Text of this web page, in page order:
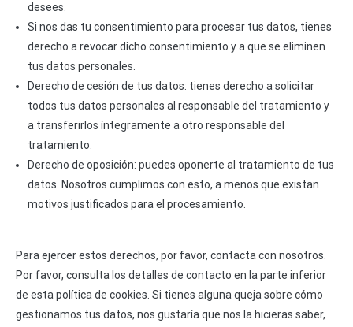
desees.
Si nos das tu consentimiento para procesar tus datos, tienes
derecho a revocar dicho consentimiento y a que se eliminen
tus datos personales.
Derecho de cesión de tus datos: tienes derecho a solicitar
todos tus datos personales al responsable del tratamiento y
a transferirlos íntegramente a otro responsable del
tratamiento.
Derecho de oposición: puedes oponerte al tratamiento de tus
datos. Nosotros cumplimos con esto, a menos que existan
motivos justificados para el procesamiento.
Para ejercer estos derechos, por favor, contacta con nosotros.
Por favor, consulta los detalles de contacto en la parte inferior
de esta política de cookies. Si tienes alguna queja sobre cómo
gestionamos tus datos, nos gustaría que nos la hicieras saber,